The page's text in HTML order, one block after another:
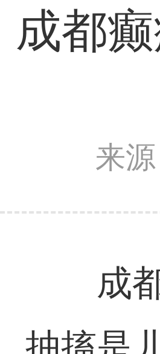
成都
来
成